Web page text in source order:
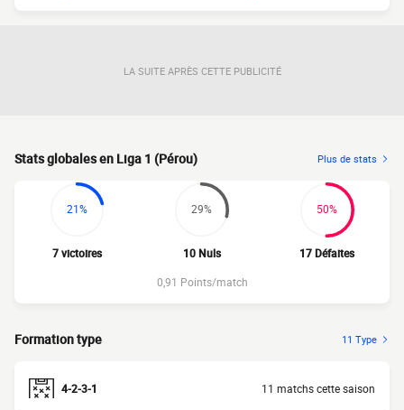
LA SUITE APRÈS CETTE PUBLICITÉ
Stats globales en Liga 1 (Pérou) Plus de stats
21%
7 victoires
29%
10 Nuls
50%
17 Défaites
0,91 Points/match
Formation type 11 Type
4-2-3-1 11 matchs cette saison